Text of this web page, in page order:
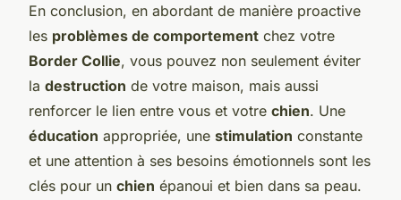
En conclusion, en abordant de manière proactive
les problèmes de comportement chez votre
Border Collie, vous pouvez non seulement éviter
la destruction de votre maison, mais aussi
renforcer le lien entre vous et votre chien. Une
éducation appropriée, une stimulation constante
et une attention à ses besoins émotionnels sont les
clés pour un chien épanoui et bien dans sa peau.